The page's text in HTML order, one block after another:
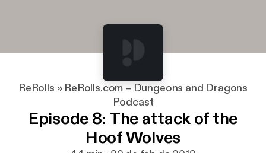
ReRolls » ReRolls.com – Dungeons and Dragons
Podcast
Episode 8: The attack of the
Hoof Wolves